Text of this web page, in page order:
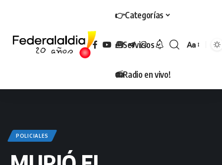
👉Categorías
🧰Servicios
📻Radio en vivo!
Tamaño
Aa
POLICIALES